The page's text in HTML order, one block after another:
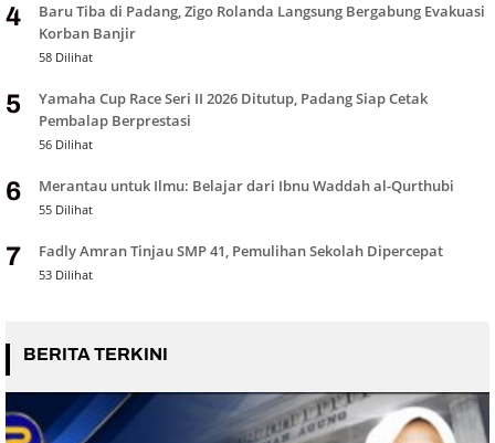
4
Baru Tiba di Padang, Zigo Rolanda Langsung Bergabung Evakuasi
Korban Banjir
58 Dilihat
5
Yamaha Cup Race Seri II 2026 Ditutup, Padang Siap Cetak
Pembalap Berprestasi
56 Dilihat
6 Merantau untuk Ilmu: Belajar dari Ibnu Waddah al-Qurthubi
55 Dilihat
7 Fadly Amran Tinjau SMP 41, Pemulihan Sekolah Dipercepat
53 Dilihat
BERITA TERKINI